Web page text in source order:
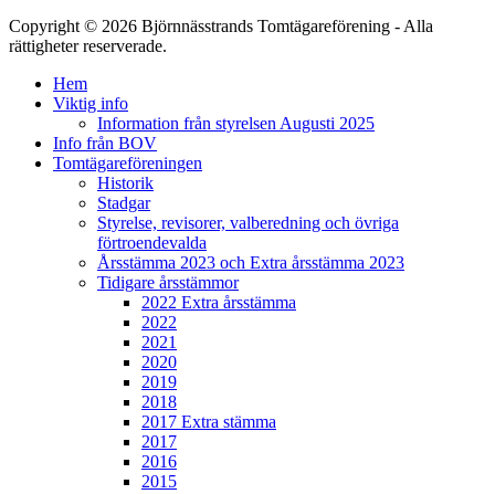
Copyright © 2026 Björnnässtrands Tomtägareförening - Alla
rättigheter reserverade.
Hem
Viktig info
Information från styrelsen Augusti 2025
Info från BOV
Tomtägareföreningen
Historik
Stadgar
Styrelse, revisorer, valberedning och övriga
förtroendevalda
Årsstämma 2023 och Extra årsstämma 2023
Tidigare årsstämmor
2022 Extra årsstämma
2022
2021
2020
2019
2018
2017 Extra stämma
2017
2016
2015